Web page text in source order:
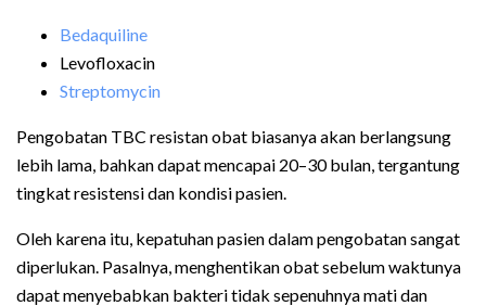
Bedaquiline
Levofloxacin
Streptomycin
Pengobatan TBC resistan obat biasanya akan berlangsung
lebih lama, bahkan dapat mencapai 20–30 bulan, tergantung
tingkat resistensi dan kondisi pasien.
Oleh karena itu, kepatuhan pasien dalam pengobatan sangat
diperlukan. Pasalnya, menghentikan obat sebelum waktunya
dapat menyebabkan bakteri tidak sepenuhnya mati dan